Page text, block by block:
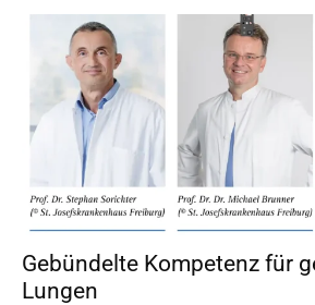
Gebündelte Kompetenz für
Lungen